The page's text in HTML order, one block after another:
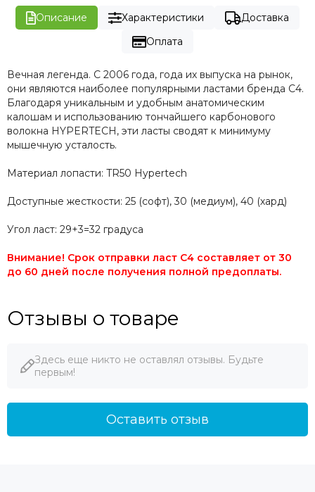
Описание Характеристики
Доставка
Оплата
Вечная легенда. С 2006 года, года их выпуска на рынок,
они являются наиболее популярными ластами бренда C4.
Благодаря уникальным и удобным анатомическим
калошам и использованию тончайшего карбонового
волокна HYPERTECH, эти ласты сводят к минимуму
мышечную усталость.
Материал лопасти: TR50 Hypertech
Доступные жесткости: 25 (софт), 30 (медиум), 40 (хард)
Угол ласт: 29+3=32 градуса
Внимание! Срок отправки ласт С4 составляет от 30
до 60 дней после получения полной предоплаты.
Отзывы о товаре
Здесь еще никто не оставлял отзывы. Будьте
первым!
Оставить отзыв